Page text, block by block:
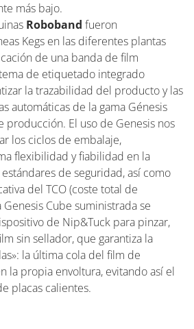
más bajo.
Roboband fueron
Kegs en las diferentes plantas
de una banda de film
de etiquetado integrado
la trazabilidad del producto y las
automáticas de la gama Génesis
producción. El uso de Genesis nos
los ciclos de embalaje,
flexibilidad y fiabilidad en la
de seguridad, así como
del TCO (coste total de
Cube suministrada se
de Nip&Tuck para pinzar,
sin sellador, que garantiza la
la última cola del film de
la propia envoltura, evitando así el
placas calientes.